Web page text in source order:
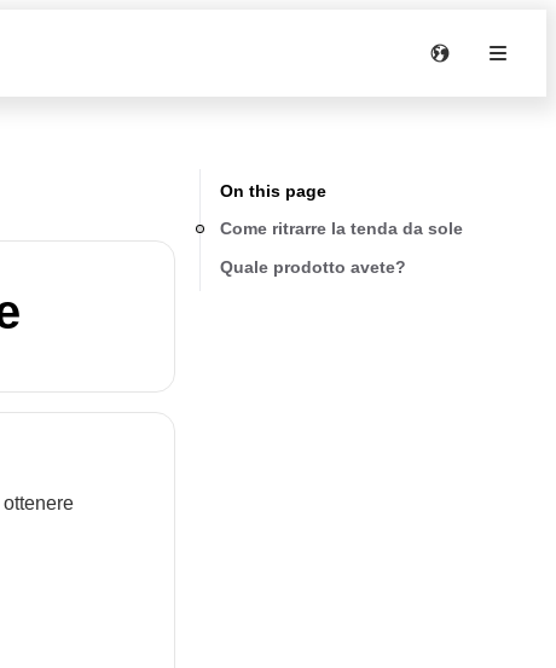
On this page
Come ritrarre la tenda da sole
Quale prodotto avete?